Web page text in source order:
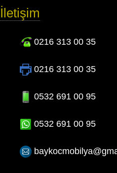
İletişim
0216 313 00 35
0216 313 00 35
0532 691 00 95
0532 691 00 95